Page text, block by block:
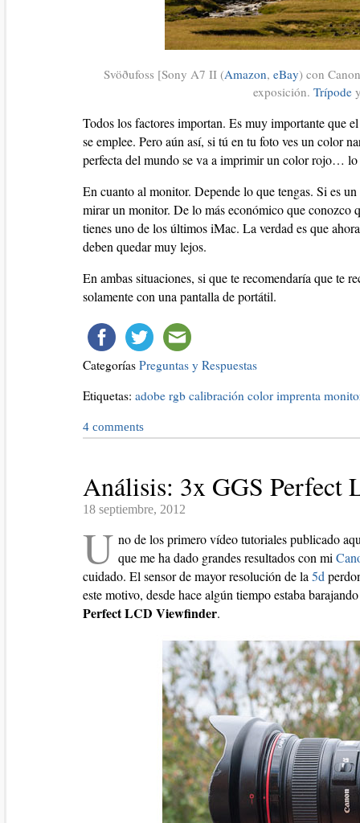
Svöðufoss [Sony A7 II (Amazon, eBay) con
exposición. Trípode
Todos los factores importan. Es muy importante que
se emplee. Pero aún así, si tú en tu foto ves un color
perfecta del mundo se va a imprimir un color rojo…
En cuanto al monitor. Depende lo que tengas. Si es
mirar un monitor. De lo más económico que
tienes uno de los últimos iMac. La verdad es que
deben quedar muy lejos.
En ambas situaciones, si que te recomendaría que te
solamente con una pantalla de portátil.
Categorías Preguntas y Respuestas
Etiquetas: adobe rgb calibración color imprenta
4 comments
Análisis: 3x GGS Perfect
18 septiembre, 2012
U no de los primero vídeo tutoriales publicado
que me ha dado grandes resultados con mi
cuidado. El sensor de mayor resolución de la 5d
este motivo, desde hace algún tiempo estaba
Perfect LCD Viewfinder.